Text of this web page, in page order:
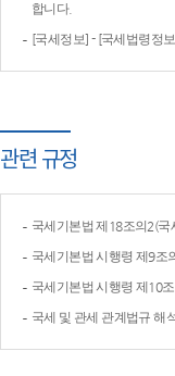
합니다.
[국세정보] - [국세법령정
관련 규정
국세기본법 제18조의2(
국세기본법 시행령 제9조
국세기본법 시행령 제10
국세 및 관세 관계법규 해